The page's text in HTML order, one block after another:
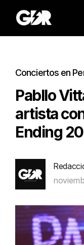
Conciertos en
Pabllo
artista
Ending